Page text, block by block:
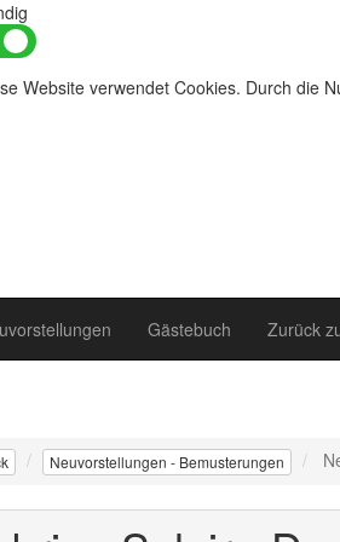
Website verwendet Cookies. Durch die
Gästebuch Zurück
Neuvorstellungen - Bemusterungen